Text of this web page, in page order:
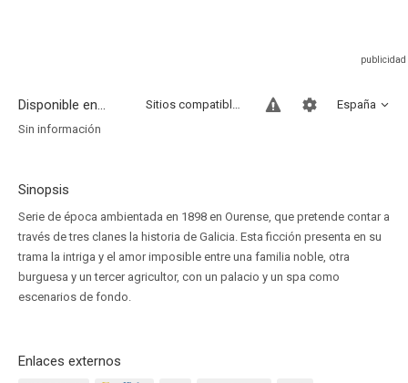
Disponible en... España
Sitios compatibles
Sin información
Sinopsis
Serie de época ambientada en 1898 en Ourense, que pretende contar a
través de tres clanes la historia de Galicia. Esta ficción presenta en su
trama la intriga y el amor imposible entre una familia noble, otra
burguesa y un tercer agricultor, con un palacio y un spa como
escenarios de fondo.
Enlaces externos